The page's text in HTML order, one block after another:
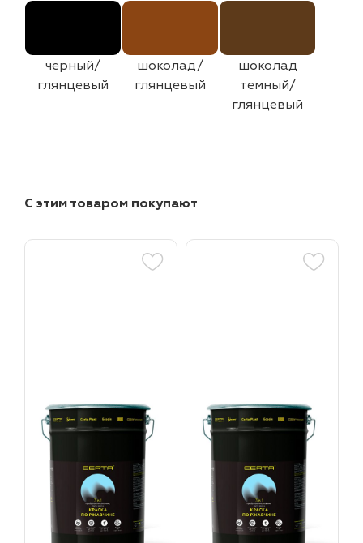
черный/
глянцевый
шоколад/
глянцевый
шоколад
темный/
глянцевый
С этим товаром покупают